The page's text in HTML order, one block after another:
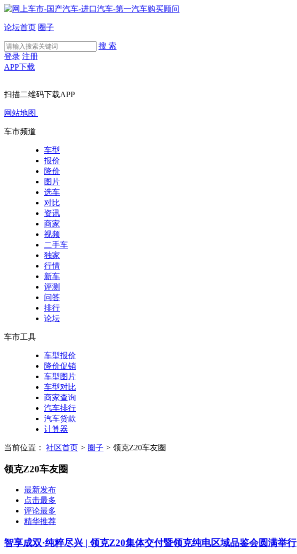
论坛首页 圈子
搜 索
登录 注册
APP下载
扫描二维码下载APP
网站地图
车市频道
车型
报价
降价
图片
选车
对比
资讯
商家
视频
二手车
独家
行情
新车
评测
问答
排行
论坛
车市工具
车型报价
降价促销
车型图片
车型对比
商家查询
汽车排行
汽车贷款
计算器
当前位置： 社区首页 > 圈子 > 领克Z20车友圈
领克Z20车友圈
最新发布
点击最多
评论最多
精华推荐
智享成双·纯粹尽兴 | 领克Z20集体交付暨领克纯电区域品鉴会圆满举行